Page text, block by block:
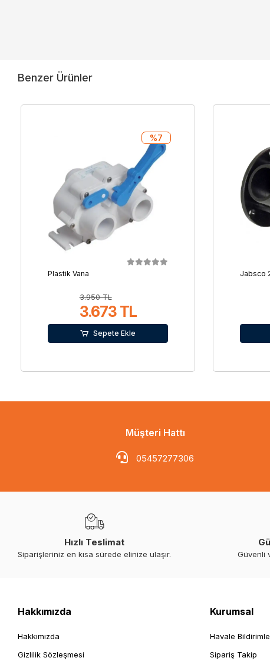
Benzer Ürünler
Plastik Vana
3.950 TL
3.673 TL
%7
Sepete Ekle
Jabsco
Müşteri Hattı
05457277306
Hızlı Teslimat
Siparişleriniz en kısa sürede elinize ulaşır. Güvenli
Hakkımızda
Hakkımızda
Gizlilik Sözleşmesi
Kurumsal
Havale
Sipariş Takip